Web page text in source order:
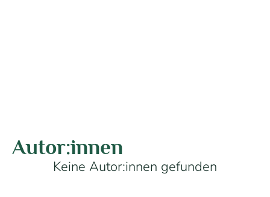
Autor:innen
Keine Autor:innen gefunden